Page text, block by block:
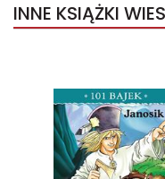
INNE KSIĄŻKI